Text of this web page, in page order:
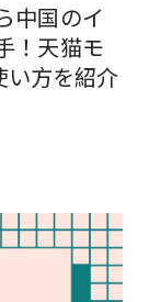
中国のイ
！天猫モ
方を紹介